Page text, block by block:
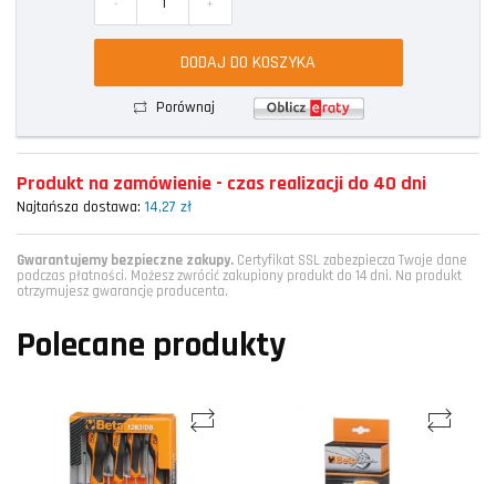
- +
DODAJ DO KOSZYKA
Porównaj
Produkt na zamówienie - czas realizacji do 40 dni
Najtańsza dostawa: 14,27 zł
Gwarantujemy bezpieczne zakupy. Certyfikat SSL zabezpiecza Twoje dane
podczas płatności. Możesz zwrócić zakupiony produkt do 14 dni. Na produkt
otrzymujesz gwarancję producenta.
Polecane produkty